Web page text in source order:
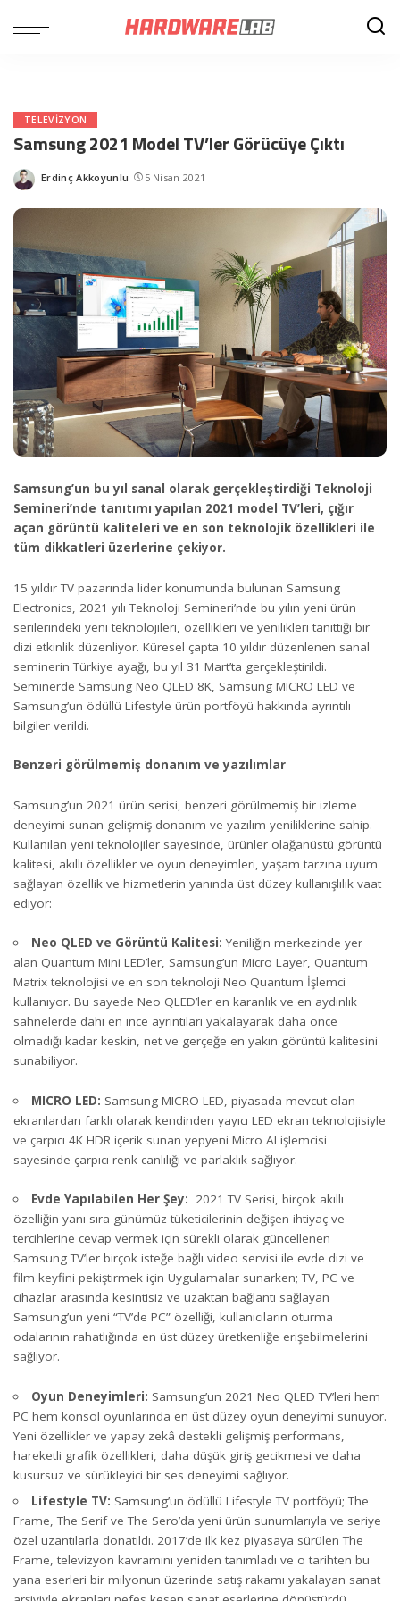
TELEVIZYON
Samsung 2021 Model TV’ler Görücüye Çıktı
Posted
Erdinç Akkoyunlu 5 Nisan 2021
Samsung’un bu yıl sanal olarak gerçekleştirdiği Teknoloji
Semineri’nde tanıtımı yapılan 2021 model TV’leri, çığır
açan görüntü kaliteleri ve en son teknolojik özellikleri ile
tüm dikkatleri üzerlerine çekiyor.
15 yıldır TV pazarında lider konumunda bulunan Samsung
Electronics, 2021 yılı Teknoloji Semineri’nde bu yılın yeni ürün
serilerindeki yeni teknolojileri, özellikleri ve yenilikleri tanıttığı bir
dizi etkinlik düzenliyor. Küresel çapta 10 yıldır düzenlenen sanal
seminerin Türkiye ayağı, bu yıl 31 Mart’ta gerçekleştirildi.
Seminerde Samsung Neo QLED 8K, Samsung MICRO LED ve
Samsung’un ödüllü Lifestyle ürün portföyü hakkında ayrıntılı
bilgiler verildi.
Benzeri görülmemiş donanım ve yazılımlar
Samsung’un 2021 ürün serisi, benzeri görülmemiş bir izleme
deneyimi sunan gelişmiş donanım ve yazılım yeniliklerine sahip.
Kullanılan yeni teknolojiler sayesinde, ürünler olağanüstü görüntü
kalitesi, akıllı özellikler ve oyun deneyimleri, yaşam tarzına uyum
sağlayan özellik ve hizmetlerin yanında üst düzey kullanışlılık vaat
ediyor:
Neo QLED ve Görüntü Kalitesi: Yeniliğin merkezinde yer
alan Quantum Mini LED’ler, Samsung’un Micro Layer, Quantum
Matrix teknolojisi ve en son teknoloji Neo Quantum İşlemci
kullanıyor. Bu sayede Neo QLED’ler en karanlık ve en aydınlık
sahnelerde dahi en ince ayrıntıları yakalayarak daha önce
olmadığı kadar keskin, net ve gerçeğe en yakın görüntü kalitesini
sunabiliyor.
MICRO LED: Samsung MICRO LED, piyasada mevcut olan
ekranlardan farklı olarak kendinden yayıcı LED ekran teknolojisiyle
ve çarpıcı 4K HDR içerik sunan yepyeni Micro AI işlemcisi
sayesinde çarpıcı renk canlılığı ve parlaklık sağlıyor.
Evde Yapılabilen Her Şey: 2021 TV Serisi, birçok akıllı
özelliğin yanı sıra günümüz tüketicilerinin değişen ihtiyaç ve
tercihlerine cevap vermek için sürekli olarak güncellenen
Samsung TV’ler birçok isteğe bağlı video servisi ile evde dizi ve
film keyfini pekiştirmek için Uygulamalar sunarken; TV, PC ve
cihazlar arasında kesintisiz ve uzaktan bağlantı sağlayan
Samsung’un yeni “TV’de PC” özelliği, kullanıcıların oturma
odalarının rahatlığında en üst düzey üretkenliğe erişebilmelerini
sağlıyor.
Oyun Deneyimleri: Samsung’un 2021 Neo QLED TV’leri hem
PC hem konsol oyunlarında en üst düzey oyun deneyimi sunuyor.
Yeni özellikler ve yapay zekâ destekli gelişmiş performans,
hareketli grafik özellikleri, daha düşük giriş gecikmesi ve daha
kusursuz ve sürükleyici bir ses deneyimi sağlıyor.
Lifestyle TV: Samsung’un ödüllü Lifestyle TV portföyü; The
Frame, The Serif ve The Sero’da yeni ürün sunumlarıyla ve seriye
özel uzantılarla donatıldı. 2017’de ilk kez piyasaya sürülen The
Frame, televizyon kavramını yeniden tanımladı ve o tarihten bu
yana eserleri bir milyonun üzerinde satış rakamı yakalayan sanat